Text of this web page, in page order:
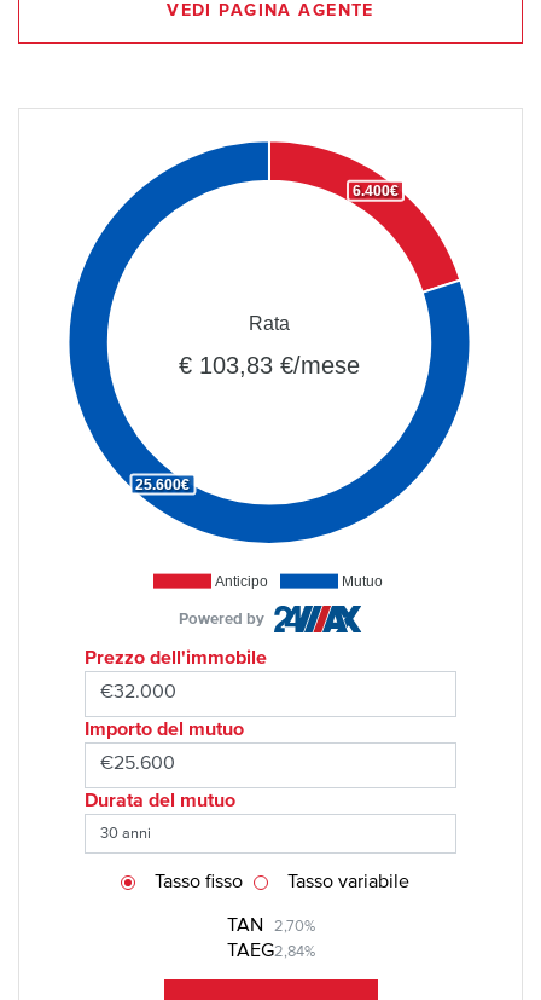
VEDI PAGINA AGENTE
Anticipo Mutuo
6.400€
25.600€
Rata
€ 103,83 €/mese
Powered by
Prezzo dell'immobile
Importo del mutuo
Durata del mutuo
TAN 2,70%
TAEG2,84%
Tasso fisso Tasso variabile